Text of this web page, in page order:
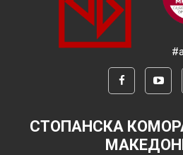
СТОПАНСКА